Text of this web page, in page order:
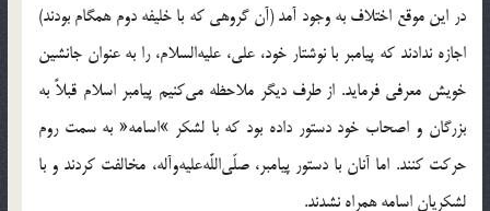
در اين موقع اختلاف به وجود آمد (آن گروهى كه با خليفه دوم همگام بودند)
اجازه ندادند كه پيامبر با نوشتار خود، على، عليه‌السلام، را به عنوان جانشين
خويش معرفى فرمايد. از طرف ديگر ملاحظه مى‌كنيم پيامبر اسلام قبلاً به
بزرگان و اصحاب خود دستور داده بود كه با لشكر »اسامه« به سمت روم
حركت كنند. اما آنان با دستور پيامبر، صلّى‌اللَّه‌عليه‌وآله، مخالفت كردند و با
لشكريان اسامه همراه نشدند.